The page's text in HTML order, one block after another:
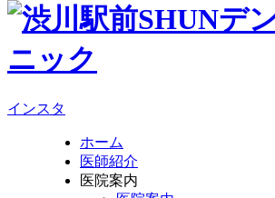
インスタ
ホーム
医師紹介
医院案内